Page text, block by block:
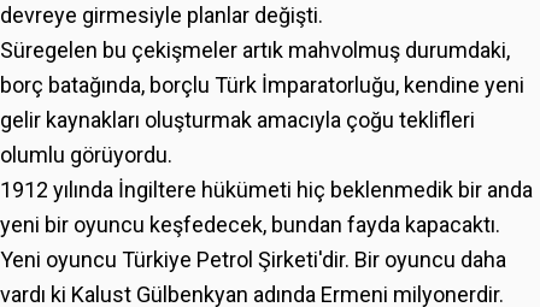
devreye girmesiyle planlar değişti.
Süregelen bu çekişmeler artık mahvolmuş durumdaki,
borç batağında, borçlu Türk İmparatorluğu, kendine yeni
gelir kaynakları oluşturmak amacıyla çoğu teklifleri
olumlu görüyordu.
1912 yılında İngiltere hükümeti hiç beklenmedik bir anda
yeni bir oyuncu keşfedecek, bundan fayda kapacaktı.
Yeni oyuncu Türkiye Petrol Şirketi'dir. Bir oyuncu daha
vardı ki Kalust Gülbenkyan adında Ermeni milyonerdir.